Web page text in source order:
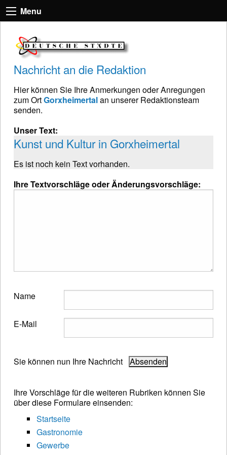
Menu
Nachricht an die Redaktion
Hier können Sie Ihre Anmerkungen oder Anregungen
zum OrtGorxheimertalan unserer Redaktionsteam
senden.
Unser Text:
Kunst und Kultur in Gorxheimertal
Es ist noch kein Text vorhanden.
Ihre Textvorschläge oder Änderungsvorschläge:
Name
E-Mail
Sie können nun Ihre Nachricht
Ihre Vorschläge für die weiteren Rubriken können Sie
über diese Formulare einsenden:
Startseite
Gastronomie
Gewerbe